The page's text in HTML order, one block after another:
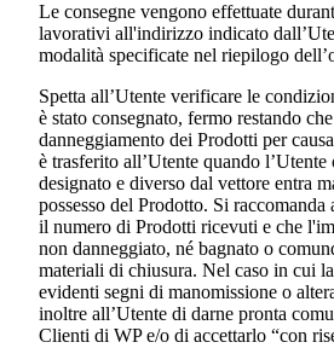
Le consegne vengono effettuate
lavorativi all'indirizzo indicato
modalità specificate nel riepilogo
Spetta all’Utente verificare le
è stato consegnato, fermo restando
danneggiamento dei Prodotti per
è trasferito all’Utente quando
designato e diverso dal vettore entra
possesso del Prodotto. Si
il numero di Prodotti ricevuti e che
non danneggiato, né bagnato o
materiali di chiusura. Nel caso in cui
evidenti segni di manomissione o
inoltre all’Utente di darne pronta
Clienti di WP e/o di accettarlo “con